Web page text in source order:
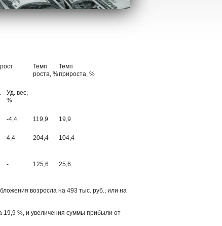
Темп
роста, %
Темп
прироста, %
Уд. вес,
%
-4,4 119,9 19,9
4,4 204,4 104,4
- 125,6 25,6
возросла на 493 тыс. руб., или на
%, и увеличения суммы прибыли от